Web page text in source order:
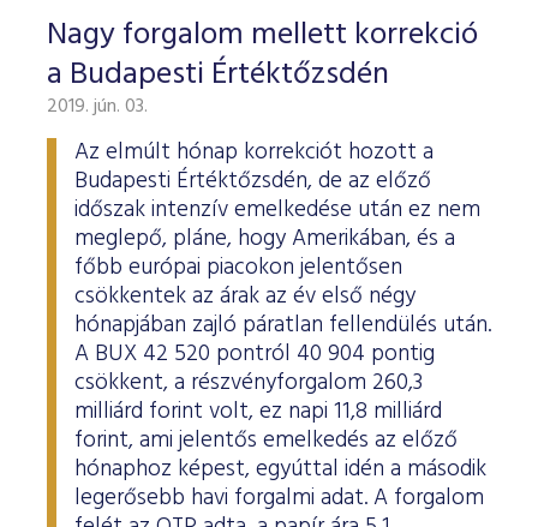
Nagy forgalom mellett korrekció
a Budapesti Értéktőzsdén
2019. jún. 03.
Az elmúlt hónap korrekciót hozott a
Budapesti Értéktőzsdén, de az előző
időszak intenzív emelkedése után ez nem
meglepő, pláne, hogy Amerikában, és a
főbb európai piacokon jelentősen
csökkentek az árak az év első négy
hónapjában zajló páratlan fellendülés után.
A BUX 42 520 pontról 40 904 pontig
csökkent, a részvényforgalom 260,3
milliárd forint volt, ez napi 11,8 milliárd
forint, ami jelentős emelkedés az előző
hónaphoz képest, egyúttal idén a második
legerősebb havi forgalmi adat. A forgalom